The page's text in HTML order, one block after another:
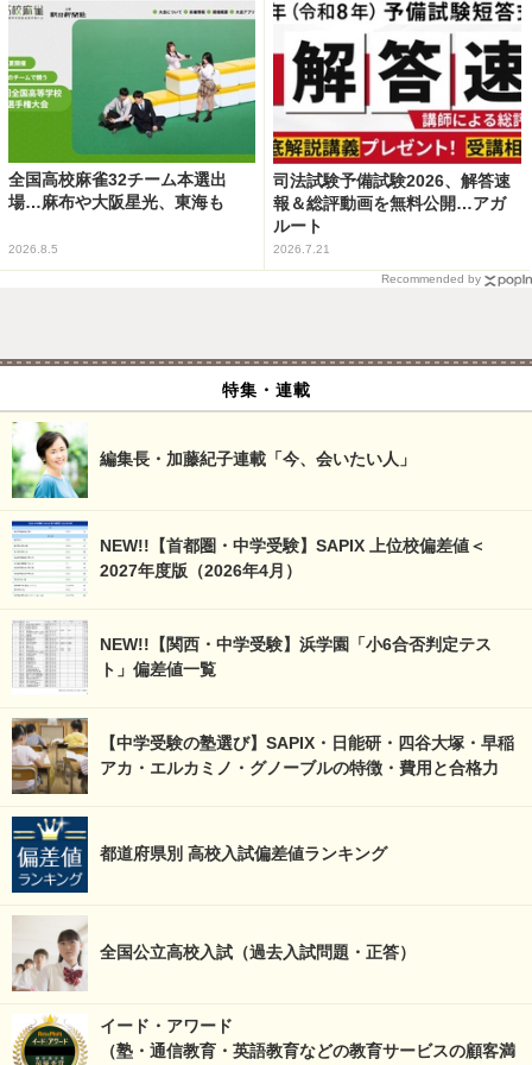
全国高校麻雀32チーム本選出
場…麻布や大阪星光、東海も
2026.8.5
司法試験予備試験2026、解答速
報＆総評動画を無料公開…アガ
ルート
2026.7.21
Recommended by
特集・連載
編集長・加藤紀子連載「今、会いたい人」
NEW!!【首都圏・中学受験】SAPIX 上位校偏差値＜
2027年度版（2026年4月）
NEW!!【関西・中学受験】浜学園「小6合否判定テス
ト」偏差値一覧
【中学受験の塾選び】SAPIX・日能研・四谷大塚・早稲
アカ・エルカミノ・グノーブルの特徴・費用と合格力
都道府県別 高校入試偏差値ランキング
全国公立高校入試（過去入試問題・正答）
イード・アワード
（塾・通信教育・英語教育などの教育サービスの顧客満